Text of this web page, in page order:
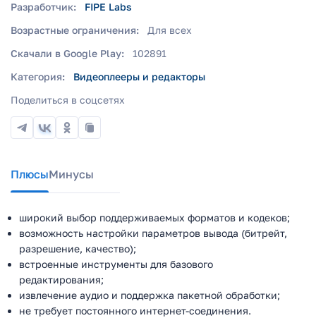
Разработчик:
FIPE Labs
Возрастные ограничения:
Для всех
Скачали в Google Play:
102891
Категория:
Видеоплееры и редакторы
Поделиться в соцсетях
ПлюсыМинусы
широкий выбор поддерживаемых форматов и кодеков;
возможность настройки параметров вывода (битрейт,
разрешение, качество);
встроенные инструменты для базового
редактирования;
извлечение аудио и поддержка пакетной обработки;
не требует постоянного интернет-соединения.